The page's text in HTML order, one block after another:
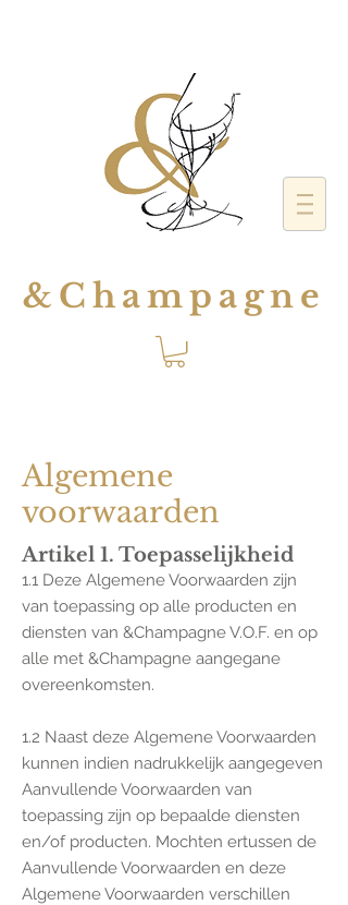
&Champagne
Algemene
voorwaarden
Artikel 1. Toepasselijkheid
1.1 Deze Algemene Voorwaarden zijn
van toepassing op alle producten en
diensten van &Champagne V.O.F. en op
alle met &Champagne aangegane
overeenkomsten.
1.2 Naast deze Algemene Voorwaarden
kunnen indien nadrukkelijk aangegeven
Aanvullende Voorwaarden van
toepassing zijn op bepaalde diensten
en/of producten. Mochten ertussen de
Aanvullende Voorwaarden en deze
Algemene Voorwaarden verschillen